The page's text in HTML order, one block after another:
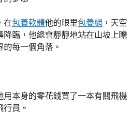
在包養軟體他的眼里包養網 ，天空
臨，他總會靜靜地站在山坡上瞻
每一個角落。
本身的零花錢買了一本有關飛機
員。